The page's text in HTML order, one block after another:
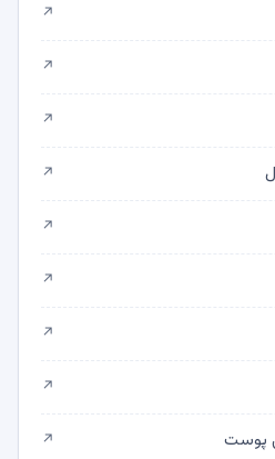
↗
↗
↗
↗
↗
↗
↗
↗
پوست ↗